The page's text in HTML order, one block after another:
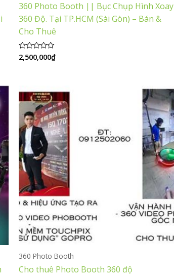
360 Photo Booth || Bục Chụp Hình Xoay
360 Độ. Tại TP.HCM (Sài Gòn) – Bán &
Cho Thuê
Được
xếp
2,500,000₫
360 Photo Booth
Cho thuê Photo Booth 360 độ